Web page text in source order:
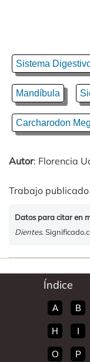
Sistema
Mandíbula
Carcharodon
Autor: Florencia
Trabajo
Datos para citar en
Dientes.
Índice
A B
H I
O P